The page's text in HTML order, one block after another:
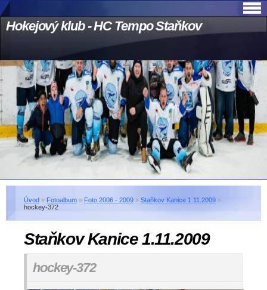
Hokejový klub - HC Tempo Staňkov
Úvod » Fotoalbum » Foto 2006 - 2009 » Staňkov Kanice 1.11.2009 »
hockey-372
Staňkov Kanice 1.11.2009
hockey-372